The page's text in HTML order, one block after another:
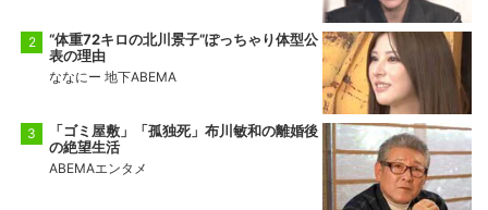
“体重72キロの北川景子”ぽっちゃり体型公
表の理由
ななにー 地下ABEMA
「ゴミ屋敷」「孤独死」布川敏和の離婚後
の絶望生活
ABEMAエンタメ